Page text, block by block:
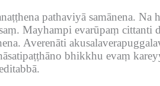
pathaviyā samānena. Na
Mayhampi evarūpaṃ cittanti
Averenāti
bhikkhu evaṃ